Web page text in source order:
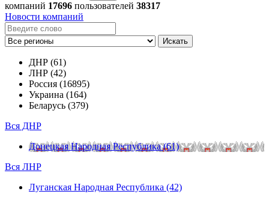
компаний 17696 пользователей 38317
Новости компаний
Искать
ДНР (61)
ЛНР (42)
Россия (16895)
Украина (164)
Беларусь (379)
Вся ДНР
Донецкая Народная Республика (61)
Вся ЛНР
Луганская Народная Республика (42)